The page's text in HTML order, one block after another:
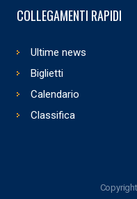
COLLEGAMENTI RAPIDI
Ultime news
Biglietti
Calendario
Classifica